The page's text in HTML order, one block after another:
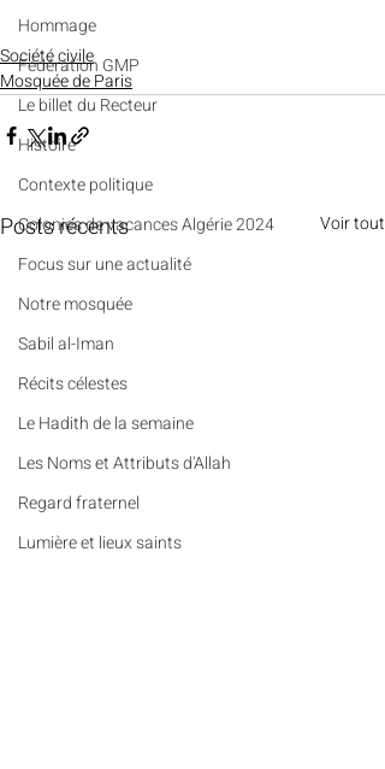
Hommage
Fédération GMP
Le billet du Recteur
Histoire
Contexte politique
Colonies de vacances Algérie 2024
​​Focus sur une actualité
Notre mosquée
Sabil al-Iman
Récits célestes
Le Hadith de la semaine
Les Noms et Attributs d'Allah
Regard fraternel
Lumière et lieux saints
Société civile
Mosquée de Paris
Posts récents Voir tout